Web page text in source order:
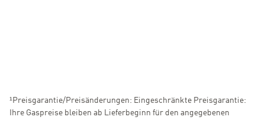
¹Preisgarantie/Preisänderungen: Eingeschränkte Preisgarantie:
Ihre Gaspreise bleiben ab Lieferbeginn für den angegebenen